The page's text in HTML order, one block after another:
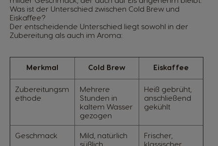
Was ist der Unterschied zwischen Cold Brew und
Eiskaffee?
Der entscheidende Unterschied liegt sowohl in der
Zubereitung als auch im Aroma:
Merkmal Cold Brew Eiskaffee
Zubereitungsm
ethode
Mehrere
Stunden in
kaltem Wasser
gezogen
Heiß gebrüht,
anschließend
gekühlt
Geschmack
Mild, natürlich
süßlich
Frischer,
klassischer